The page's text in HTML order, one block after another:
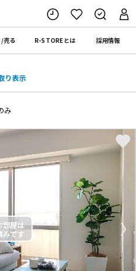
/売る R-STOREとは 採用情報
り表示
み
〉